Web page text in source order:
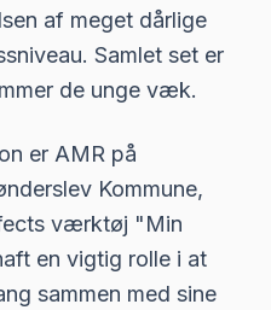
af meget dårlige
Samlet set er
de unge væk.
er AMR på
Kommune,
værktøj "Min
en vigtig rolle i at
sammen med sine